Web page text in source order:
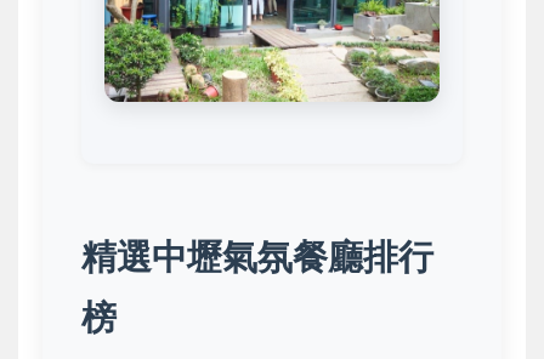
精選中壢氣氛餐廳排行
榜